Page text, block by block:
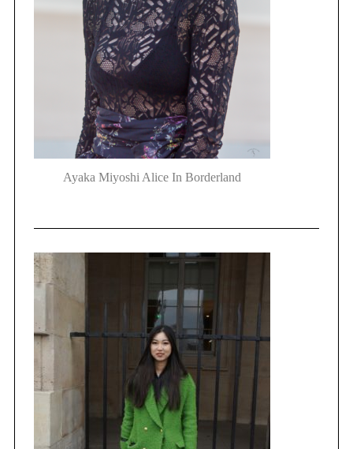
Ayaka Miyoshi Alice In Borderland